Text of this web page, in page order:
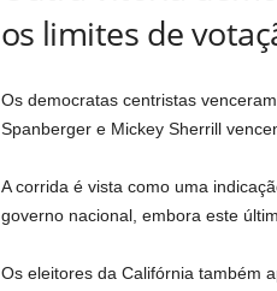
os limites de
Os democratas centristas
Spanberger e Mickey Sherrill
A corrida é vista como uma
governo nacional, embora este
Os eleitores da Califórnia também